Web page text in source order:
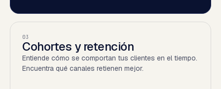
03
Cohortes y retención
Entiende cómo se comportan tus clientes en el tiempo.
Encuentra qué canales retienen mejor.